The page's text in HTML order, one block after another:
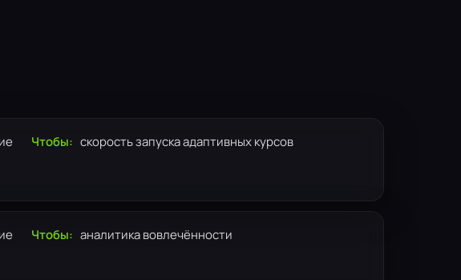
Чтобы: скорость запуска адаптивных курсов
Чтобы: аналитика вовлечённости